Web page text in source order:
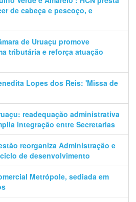
de cabeça e pescoço, e
de Uruaçu promove
tributária e reforça atuação
Lopes dos Reis: 'Missa de
readequação administrativa
integração entre Secretarias
reorganiza Administração e
de desenvolvimento
Metrópole, sediada em